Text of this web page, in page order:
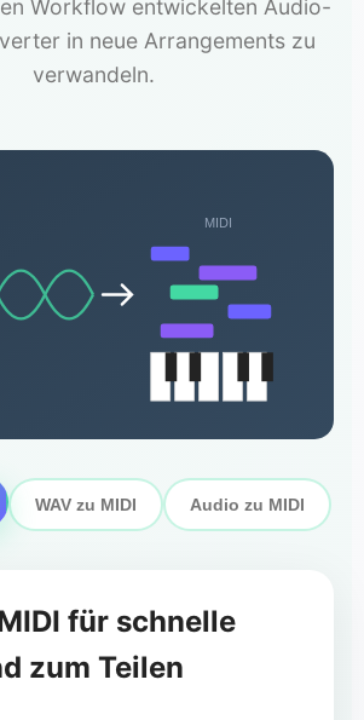
Workflow entwickelten Audio-
in neue Arrangements zu
verwandeln.
MIDI
WAV zu MIDI Audio zu MIDI
für schnelle
zum Teilen